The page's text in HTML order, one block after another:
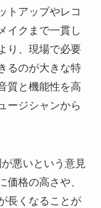
トアップやレコ
イクまで一貫し
り、現場で必要
るのが大きな特
質と機能性を高
ージシャンから
悪いという意見
価格の高さや、
長くなることが